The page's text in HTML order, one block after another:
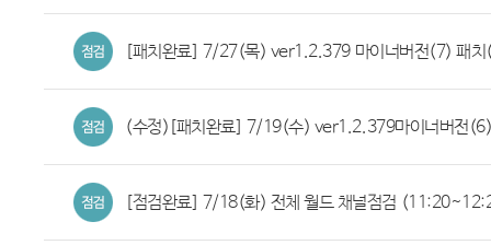
[패치완료] 7/27(목) ver1.2.379 마이너버전(7) 패
(수정)[패치완료] 7/19(수) ver1.2.379마이너버전
[점검완료] 7/18(화) 전체 월드 채널점검